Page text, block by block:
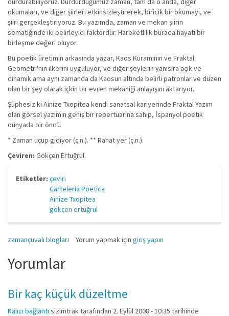
okumaları, ve diğer şiirleri etkinsizleştirerek, biricik bir okumayı, ve
şiiri gerçekleştiriyoruz. Bu yazımda, zaman ve mekan şiirin
sematiğinde iki belirleyici faktördür. Hareketlilik burada hayati bir
birleşme değeri oluyor.
Bu poetik üretimin arkasında yazar, Kaos Kuramının ve Fraktal
Geometri'nin ilkerini uyguluyor, ve diğer şeylerin yanısıra açık ve
dinamik ama aynı zamanda da Kaosun altında belirli patronlar ve düzen
olan bir şey olarak içkin bir evren mekaniği anlayışını aktarıyor.
Şüphesiz ki Ainize Txopitea kendi sanatsal kariyerinde Fraktal Yazım
olan görsel yazımın geniş bir repertuarına sahip, İspanyol poetik
dünyada bir öncü.
* Zaman uçup gidiyor (ç.n.). ** Rahat yer (ç.n.).
Çeviren: Gökçen Ertuğrul
Etiketler: çeviri
Carteleria Poetica
Ainize Txopitea
gökçen ertuğrul
zamançuvalı blogları Yorum yapmak için giriş yapın
Yorumlar
Bir kaç küçük düzeltme
Kalıcı bağlantı sizimtraktarafından 2. Eylül 2008 - 10:35 tarihinde